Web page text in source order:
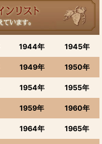
1944年 1945年
1949年 1950年
1954年 1955年
1959年 1960年
1964年 1965年